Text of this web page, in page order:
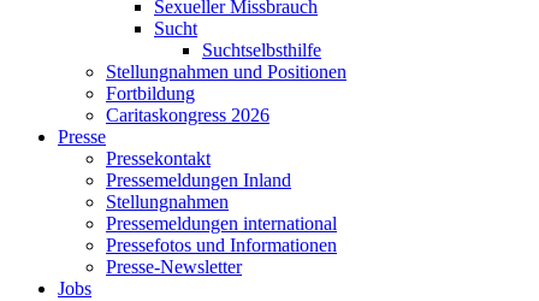
Sexueller Missbrauch
Sucht
Suchtselbsthilfe
Stellungnahmen und Positionen
Fortbildung
Caritaskongress 2026
Presse
Pressekontakt
Pressemeldungen Inland
Stellungnahmen
Pressemeldungen international
Pressefotos und Informationen
Presse-Newsletter
Jobs